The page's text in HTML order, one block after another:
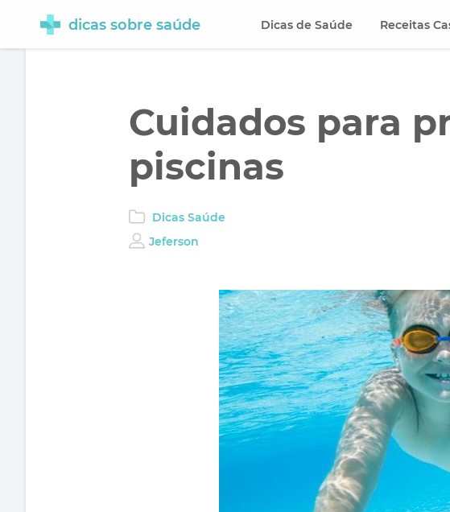
Cuidados para
piscinas
Dicas Saúde
Jeferson
dicas sobre saúde Dicas de Saúde Receitas